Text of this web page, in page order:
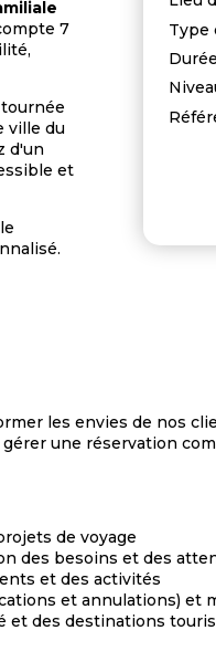
Type
7
ville du
d'un
et
les envies de nos
gérer une réservation
de voyage
des besoins et des
et des activités
et annulations) et
et des destinations